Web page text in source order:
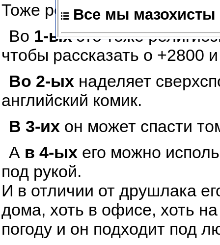
Тоже религиозный символ,
Во 1-ыхэто тоже
чтобы рассказать о +2800
Во 2-ых наделяет
английский комик.
В 3-их он может спасти
А в 4-ых его можно
под рукой.
И в отличии от друшлака
дома, хоть в офисе, хоть
погоду и он подходит под